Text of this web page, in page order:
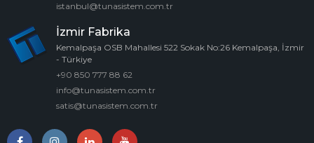
istanbul@tunasistem.com.tr
İzmir Fabrika
Kemalpaşa OSB Mahallesi 522 Sokak No:26 Kemalpaşa, İzmir
- Türkiye
+90 850 777 88 62
info@tunasistem.com.tr
satis@tunasistem.com.tr